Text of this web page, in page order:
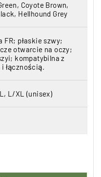
Coyote Brown,
Hellhound Grey
FR; płaskie szwy;
otwarcie na oczy;
kompatybilna z
i łącznością.
L/XL (unisex)